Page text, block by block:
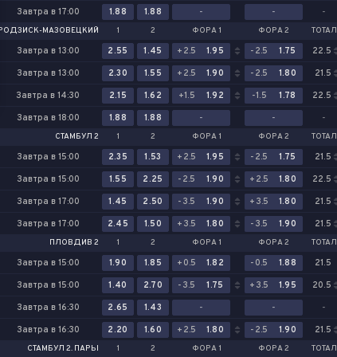
Завтра в 17:00 1.88 1.88 - - -
МАЗОВЕЦКИЙ 1 2 ФОРА 1 ФОРА 2 ТОТАЛ
Завтра в 13:00 2.55 1.45 +2.5 1.95 -2.5 1.75 22.5
Завтра в 13:00 2.30 1.55 +2.5 1.90 -2.5 1.80 21.5
Завтра в 14:30 2.15 1.62 +1.5 1.92 -1.5 1.78 22.5
Завтра в 18:00 1.88 1.88 - - -
СТАМБУЛ 2 1 2 ФОРА 1 ФОРА 2 ТОТАЛ
Завтра в 15:00 2.35 1.53 +2.5 1.95 -2.5 1.75 21.5
Завтра в 15:00 1.55 2.25 -2.5 1.90 +2.5 1.80 22.5
Завтра в 17:00 1.45 2.50 -3.5 1.90 +3.5 1.80 21.5
Завтра в 17:00 2.45 1.50 +3.5 1.80 -3.5 1.90 21.5
ПЛОВДИВ 2 1 2 ФОРА 1 ФОРА 2 ТОТАЛ
Завтра в 15:00 1.90 1.85 +0.5 1.82 -0.5 1.88 21.5
Завтра в 15:00 1.40 2.70 -3.5 1.75 +3.5 1.95 20.5
Завтра в 16:30 2.65 1.43 - - -
Завтра в 16:30 2.20 1.60 +2.5 1.80 -2.5 1.90 21.5
СТАМБУЛ 2. ПАРЫ 1 2 ФОРА 1 ФОРА 2 ТОТАЛ